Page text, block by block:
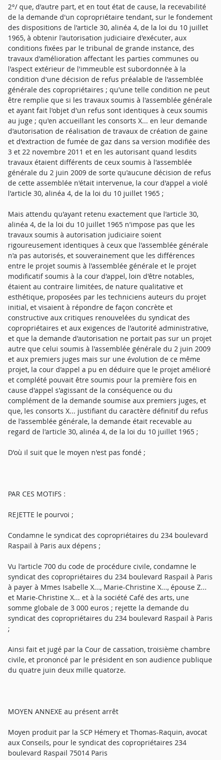
2°/ que, d'autre part, et en tout état de cause, la recevabilité
de la demande d'un copropriétaire tendant, sur le fondement
des dispositions de l'article 30, alinéa 4, de la loi du 10 juillet
1965, à obtenir l'autorisation judiciaire d'exécuter, aux
conditions fixées par le tribunal de grande instance, des
travaux d'amélioration affectant les parties communes ou
l'aspect extérieur de l'immeuble est subordonnée à la
condition d'une décision de refus préalable de l'assemblée
générale des copropriétaires ; qu'une telle condition ne peut
être remplie que si les travaux soumis à l'assemblée générale
et ayant fait l'objet d'un refus sont identiques à ceux soumis
au juge ; qu'en accueillant les consorts X... en leur demande
d'autorisation de réalisation de travaux de création de gaine
et d'extraction de fumée de gaz dans sa version modifiée des
3 et 22 novembre 2011 et en les autorisant quand lesdits
travaux étaient différents de ceux soumis à l'assemblée
générale du 2 juin 2009 de sorte qu'aucune décision de refus
de cette assemblée n'était intervenue, la cour d'appel a violé
l'article 30, alinéa 4, de la loi du 10 juillet 1965 ;
Mais attendu qu'ayant retenu exactement que l'article 30,
alinéa 4, de la loi du 10 juillet 1965 n'impose pas que les
travaux soumis à autorisation judiciaire soient
rigoureusement identiques à ceux que l'assemblée générale
n'a pas autorisés, et souverainement que les différences
entre le projet soumis à l'assemblée générale et le projet
modificatif soumis à la cour d'appel, loin d'être notables,
étaient au contraire limitées, de nature qualitative et
esthétique, proposées par les techniciens auteurs du projet
initial, et visaient à répondre de façon concrète et
constructive aux critiques renouvelées du syndicat des
copropriétaires et aux exigences de l'autorité administrative,
et que la demande d'autorisation ne portait pas sur un projet
autre que celui soumis à l'assemblée générale du 2 juin 2009
et aux premiers juges mais sur une évolution de ce même
projet, la cour d'appel a pu en déduire que le projet amélioré
et complété pouvait être soumis pour la première fois en
cause d'appel s'agissant de la conséquence ou du
complément de la demande soumise aux premiers juges, et
que, les consorts X... justifiant du caractère définitif du refus
de l'assemblée générale, la demande était recevable au
regard de l'article 30, alinéa 4, de la loi du 10 juillet 1965 ;
D'où il suit que le moyen n'est pas fondé ;
PAR CES MOTIFS :
REJETTE le pourvoi ;
Condamne le syndicat des copropriétaires du 234 boulevard
Raspail à Paris aux dépens ;
Vu l'article 700 du code de procédure civile, condamne le
syndicat des copropriétaires du 234 boulevard Raspail à Paris
à payer à Mmes Isabelle X..., Marie-Christine X..., épouse Z...
et Marie-Christine X... et à la société Café des arts, une
somme globale de 3 000 euros ; rejette la demande du
syndicat des copropriétaires du 234 boulevard Raspail à Paris
;
Ainsi fait et jugé par la Cour de cassation, troisième chambre
civile, et prononcé par le président en son audience publique
du quatre juin deux mille quatorze.
MOYEN ANNEXE au présent arrêt
Moyen produit par la SCP Hémery et Thomas-Raquin, avocat
aux Conseils, pour le syndicat des copropriétaires 234
boulevard Raspail 75014 Paris